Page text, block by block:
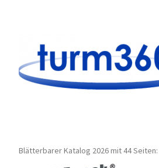
Blätterbarer Katalog 2026 mit 44 Seiten: